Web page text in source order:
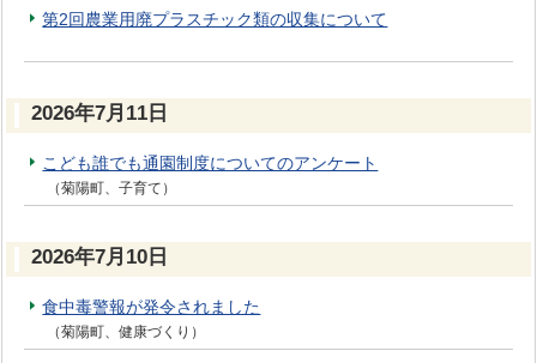
第2回農業用廃プラスチック類の収集について
2026年7月11日
こども誰でも通園制度についてのアンケート
（菊陽町、子育て）
2026年7月10日
食中毒警報が発令されました
（菊陽町、健康づくり）